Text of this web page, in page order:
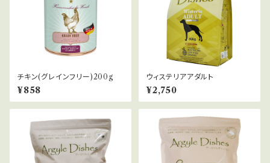
チキン(グレインフリー)200g
¥858
ウィステリアアダルト
¥2,750